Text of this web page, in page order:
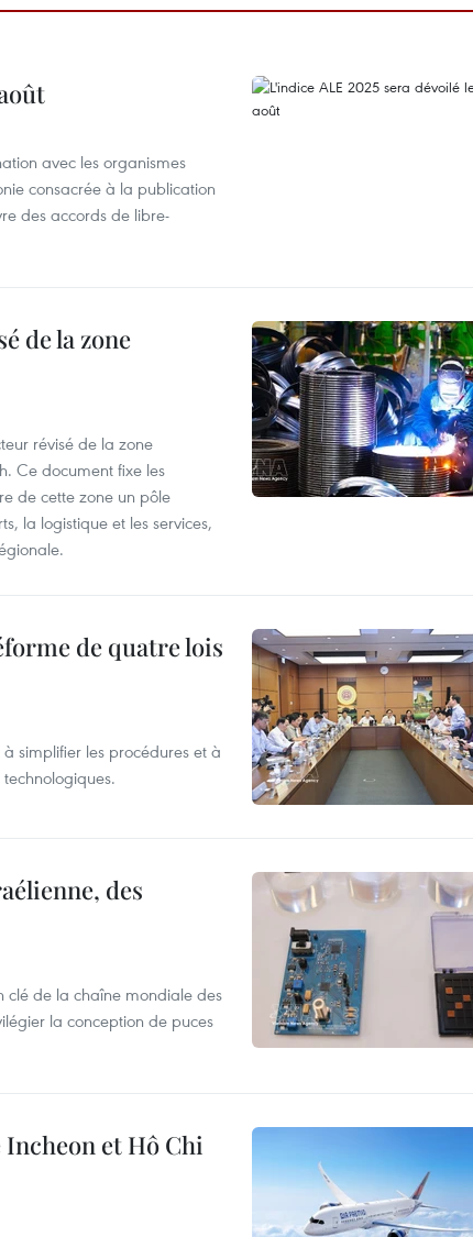
avec les organismes
consacrée à la publication
des accords de libre-
de la zone
révisé de la zone
Ce document fixe les
de cette zone un pôle
la logistique et les services,
de quatre lois
simplifier les procédures et à
des
clé de la chaîne mondiale des
la conception de puces
et Hô Chi